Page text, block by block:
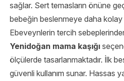
sağlar. Sert temasların önüne
bebeğin beslenmeye daha kolay
Ebeveynlerin tercih
Yenidoğan mama kaşığı
ölçülerde tasarlanmaktadır. İlk
güvenli kullanım sunar. Hassas